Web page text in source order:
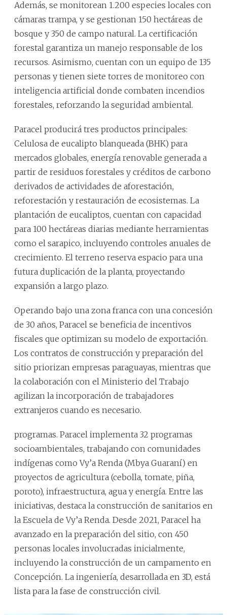
Además, se monitorean 1.200 especies locales con
cámaras trampa, y se gestionan 150 hectáreas de
bosque y 350 de campo natural. La certificación
forestal garantiza un manejo responsable de los
recursos. Asimismo, cuentan con un equipo de 135
personas y tienen siete torres de monitoreo con
inteligencia artificial donde combaten incendios
forestales, reforzando la seguridad ambiental.
Paracel producirá tres productos principales:
Celulosa de eucalipto blanqueada (BHK) para
mercados globales, energía renovable generada a
partir de residuos forestales y créditos de carbono
derivados de actividades de aforestación,
reforestación y restauración de ecosistemas. La
plantación de eucaliptos, cuentan con capacidad
para 100 hectáreas diarias mediante herramientas
como el sarapico, incluyendo controles anuales de
crecimiento. El terreno reserva espacio para una
futura duplicación de la planta, proyectando
expansión a largo plazo.
Operando bajo una zona franca con una concesión
de 30 años, Paracel se beneficia de incentivos
fiscales que optimizan su modelo de exportación.
Los contratos de construcción y preparación del
sitio priorizan empresas paraguayas, mientras que
la colaboración con el Ministerio del Trabajo
agilizan la incorporación de trabajadores
extranjeros cuando es necesario.
programas. Paracel implementa 32 programas
socioambientales, trabajando con comunidades
indígenas como Vy’a Renda (Mbya Guaraní) en
proyectos de agricultura (cebolla, tomate, piña,
poroto), infraestructura, agua y energía. Entre las
iniciativas, destaca la construcción de sanitarios en
la Escuela de Vy’a Renda. Desde 2021, Paracel ha
avanzado en la preparación del sitio, con 450
personas locales involucradas inicialmente,
incluyendo la construcción de un campamento en
Concepción. La ingeniería, desarrollada en 3D, está
lista para la fase de construcción civil.